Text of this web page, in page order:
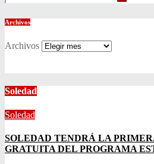
Archivos
Archivos
Soledad
Soledad
SOLEDAD TENDRÁ LA
GRATUITA DEL PROGRAMA